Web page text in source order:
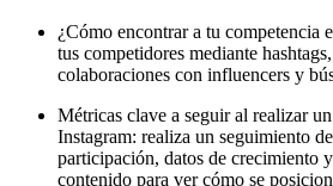
¿Cómo encontrar a tu competencia
tus competidores mediante
colaboraciones con influencers y
Métricas clave a seguir al realizar
Instagram: realiza un seguimiento
participación, datos de crecimiento
contenido para ver cómo se